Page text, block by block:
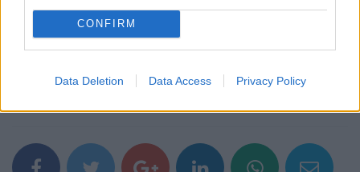
CONFIRM
Data Deletion Data Access Privacy Policy